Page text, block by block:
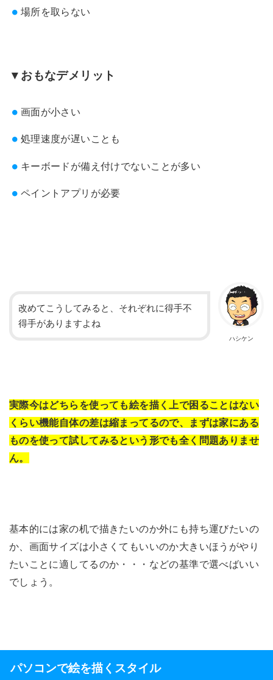
場所を取らない
▼おもなデメリット
画面が小さい
処理速度が遅いことも
キーボードが備え付けでないことが多い
ペイントアプリが必要
ハシケン
改めてこうしてみると、それぞれに得手不
得手がありますよね
実際今はどちらを使っても絵を描く上で困ることはない
くらい機能自体の差は縮まってるので、まずは家にある
ものを使って試してみるという形でも全く問題ありませ
ん。
基本的には家の机で描きたいのか外にも持ち運びたいの
か、画面サイズは小さくてもいいのか大きいほうがやり
たいことに適してるのか・・・などの基準で選べばいい
でしょう。
パソコンで絵を描くスタイル